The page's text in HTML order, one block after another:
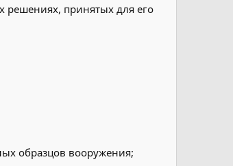
решениях, принятых для его
образцов вооружения;